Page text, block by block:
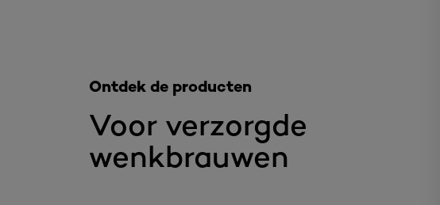
Voor verzorgde
wenkbrauwen
Ontdek de producten